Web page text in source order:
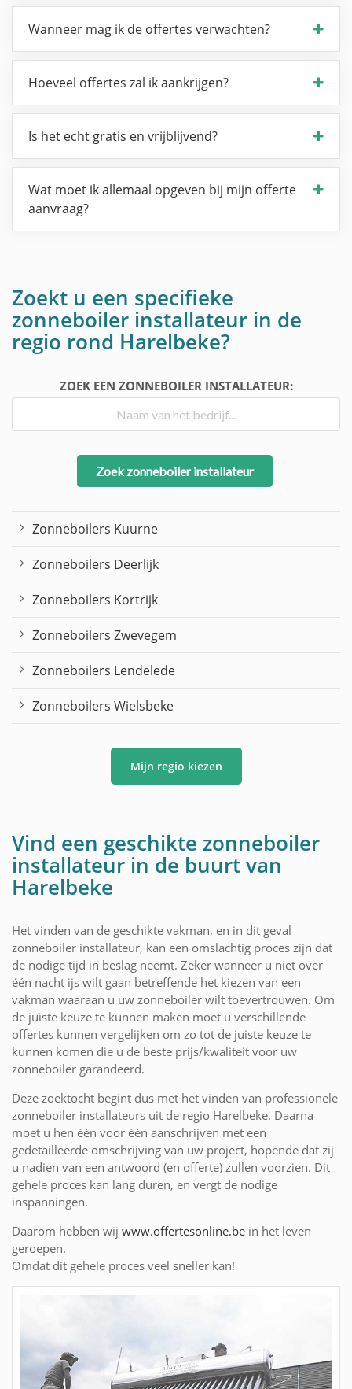
Wanneer mag ik de offertes verwachten?
Hoeveel offertes zal ik aankrijgen?
Is het echt gratis en vrijblijvend?
Wat moet ik allemaal opgeven bij mijn offerte
aanvraag?
Zoekt u een specifieke
zonneboiler installateur in de
regio rond Harelbeke?
ZOEK EEN ZONNEBOILER INSTALLATEUR:
Zoek zonneboiler installateur
Zonneboilers Kuurne
Zonneboilers Deerlijk
Zonneboilers Kortrijk
Zonneboilers Zwevegem
Zonneboilers Lendelede
Zonneboilers Wielsbeke
Mijn regio kiezen
Vind een geschikte zonneboiler
installateur in de buurt van
Harelbeke
Het vinden van de geschikte vakman, en in dit geval
zonneboiler installateur, kan een omslachtig proces zijn dat
de nodige tijd in beslag neemt. Zeker wanneer u niet over
één nacht ijs wilt gaan betreffende het kiezen van een
vakman waaraan u uw zonneboiler wilt toevertrouwen. Om
de juiste keuze te kunnen maken moet u verschillende
offertes kunnen vergelijken om zo tot de juiste keuze te
kunnen komen die u de beste prijs/kwaliteit voor uw
zonneboiler garandeerd.
Deze zoektocht begint dus met het vinden van professionele
zonneboiler installateurs uit de regio Harelbeke. Daarna
moet u hen één voor één aanschrijven met een
gedetailleerde omschrijving van uw project, hopende dat zij
u nadien van een antwoord (en offerte) zullen voorzien. Dit
gehele proces kan lang duren, en vergt de nodige
inspanningen.
Daarom hebben wij www.offertesonline.be in het leven
geroepen.
Omdat dit gehele proces veel sneller kan!